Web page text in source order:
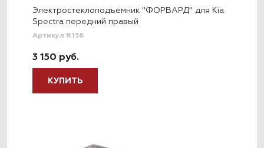
Электростеклоподъемник "ФОРВАРД" для Kia
Spectra передний правый
Артикул R158
3 150 руб.
КУПИТЬ